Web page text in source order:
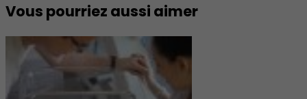
Vous pourriez aussi aimer